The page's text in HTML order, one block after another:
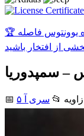
🏆 فقط ۴ دقیقه با عضویت رسمی در باشگاه یوونتوس فاصله
– سمپدوریا
📅 📂 سری آ